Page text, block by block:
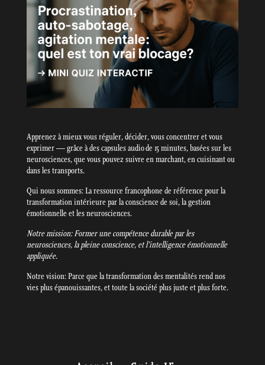
Apprenez à mieux vous réguler, décider, vous concentrer et vous
exprimer — grâce à des capsules audio de 15 minutes, basées sur les
neurosciences, que vous pouvez suivre en marchant, en cuisinant ou
dans les transports.
Qui nous sommes: La ressource francophone de référence pour la
transformation intérieure par la conscience de soi, la gestion
émotionnelle et les neurosciences.
Notre mission: Former une compétence durable par les
neurosciences, la pleine conscience, et l’intelligence émotionnelle
appliquée.
Notre vision: Parce que la transformation des mentalités rend nos
vies plus épanouissantes, et toute la société plus juste et plus forte.